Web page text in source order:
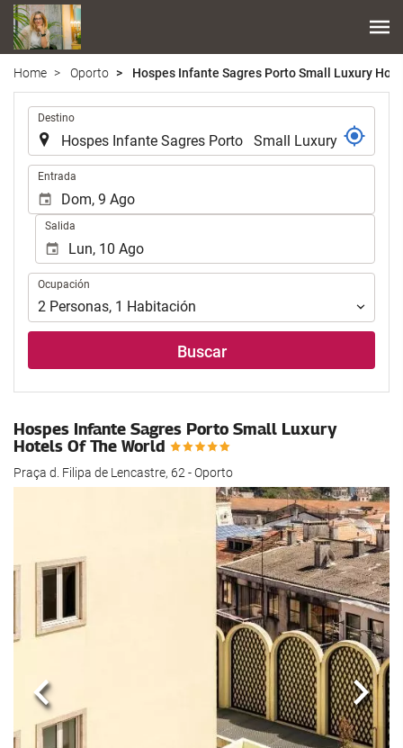
Home Oporto Hospes Infante Sagres Porto Small Luxury
Destino
Entrada
Salida
Ocupación
Ocupación
2 Personas, 1 Habitación
Buscar
Hospes Infante Sagres Porto Small Luxury
Hotels Of The World
Praça d. Filipa de Lencastre, 62 - Oporto
Anterior